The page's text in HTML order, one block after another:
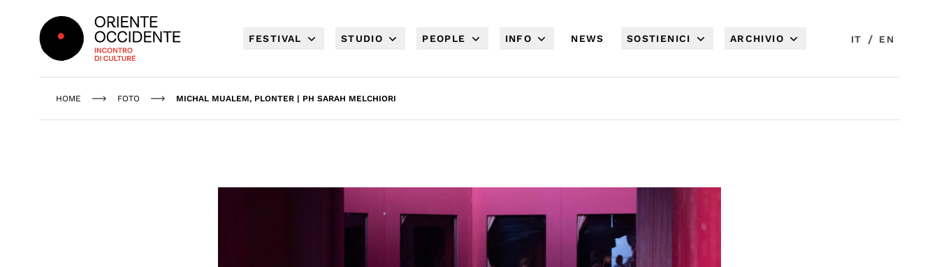
Oriente Occidente
FESTIVAL STUDIO PEOPLE INFO NEWS SOSTIENICI ARCHIVIO IT / EN
HOME FOTO MICHAL MUALEM, PLONTER | PH SARAH MELCHIORI